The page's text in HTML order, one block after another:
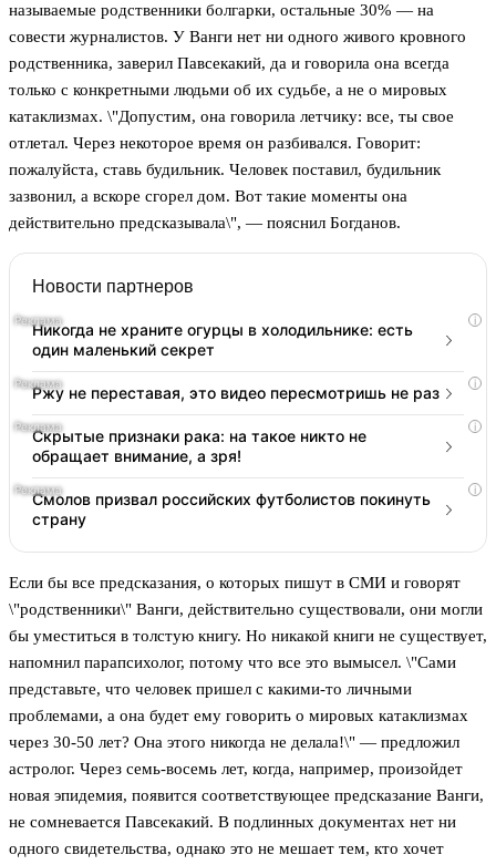
называемые родственники болгарки, остальные 30% — на
совести журналистов. У Ванги нет ни одного живого кровного
родственника, заверил Павсекакий, да и говорила она всегда
только с конкретными людьми об их судьбе, а не о мировых
катаклизмах. \"Допустим, она говорила летчику: все, ты свое
отлетал. Через некоторое время он разбивался. Говорит:
пожалуйста, ставь будильник. Человек поставил, будильник
зазвонил, а вскоре сгорел дом. Вот такие моменты она
действительно предсказывала\", — пояснил Богданов.
Новости партнеров
i
Никогда не храните огурцы в холодильнике: есть
один маленький секрет
i
Ржу не переставая, это видео пересмотришь не раз
i
Скрытые признаки рака: на такое никто не
обращает внимание, а зря!
i
Смолов призвал российских футболистов покинуть
страну
Если бы все предсказания, о которых пишут в СМИ и говорят
\"родственники\" Ванги, действительно существовали, они могли
бы уместиться в толстую книгу. Но никакой книги не существует,
напомнил парапсихолог, потому что все это вымысел. \"Сами
представьте, что человек пришел с какими-то личными
проблемами, а она будет ему говорить о мировых катаклизмах
через 30-50 лет? Она этого никогда не делала!\" — предложил
астролог. Через семь-восемь лет, когда, например, произойдет
новая эпидемия, появится соответствующее предсказание Ванги,
не сомневается Павсекакий. В подлинных документах нет ни
одного свидетельства, однако это не мешает тем, кто хочет